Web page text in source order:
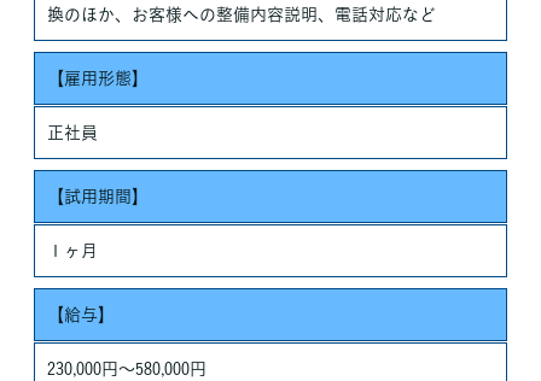
換のほか、お客様への整備内容説明、電話対応など
【雇用形態】
正社員
【試用期間】
１ヶ月
【給与】
230,000円〜580,000円